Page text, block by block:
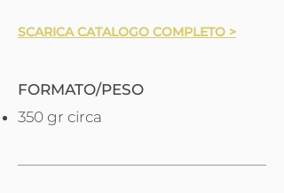
SCARICA CATALOGO COMPLETO >
FORMATO/PESO
350 gr circa